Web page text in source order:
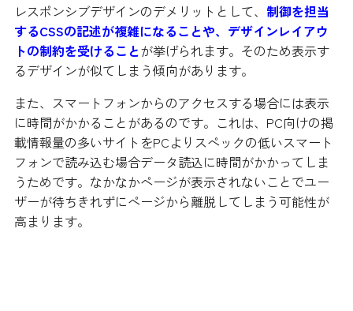
レスポンシブデザインのデメリットとして、 制御を担当
するCSSの記述が複雑になることや、デザインレイアウ
トの制約を受けることが挙げられます。そのため表示す
るデザインが似てしまう傾向があります。
また、スマートフォンからのアクセスする場合には表示
に時間がかかることがあるのです。これは、PC向けの掲
載情報量の多いサイトをPCよりスペックの低いスマート
フォンで読み込む場合データ読込に時間がかかってしま
うためです。なかなかページが表示されないことでユー
ザーが待ちきれずにページから離脱してしまう可能性が
高まります。